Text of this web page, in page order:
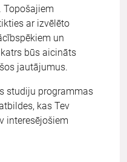
Topošajiem
ar izvēlēto
un
būs aicināts
jautājumus.
studiju programmas
kas Tev
interesējošiem